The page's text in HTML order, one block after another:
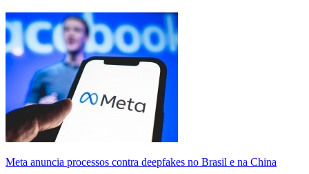
Meta anuncia processos contra deepfakes no Brasil e na China